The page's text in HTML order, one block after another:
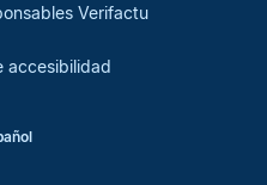
Verifactu
accesibilidad